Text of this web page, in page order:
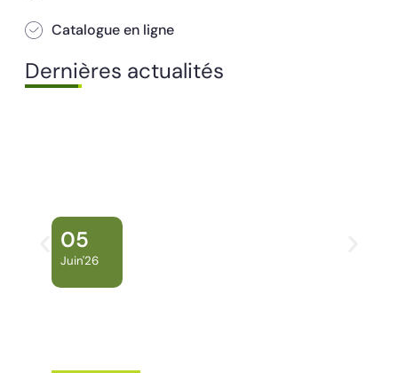
Catalogue en ligne
Dernières actualités
05
Juin'26